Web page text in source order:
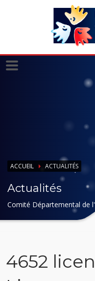
ACCUEIL ACTUALITÉS
Actualités
Comité Départemental de
4652
Panneau de gestion des